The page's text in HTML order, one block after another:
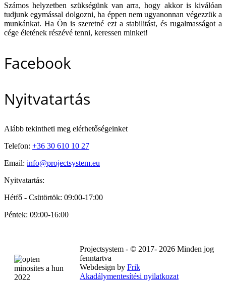
Számos helyzetben szükségünk van arra, hogy akkor is kiválóan
tudjunk egymással dolgozni, ha éppen nem ugyanonnan végezzük a
munkánkat. Ha Ön is szeretné ezt a stabilitást, és rugalmasságot a
cége életének részévé tenni, keressen minket!
Facebook
Nyitvatartás
Alább tekintheti meg elérhetőségeinket
Telefon: +36 30 610 10 27
Email: info@projectsystem.eu
Nyitvatartás:
Hétfő - Csütörtök: 09:00-17:00
Péntek: 09:00-16:00
Projectsystem - © 2017- 2026 Minden jog
fenntartva
Webdesign by Frik
Akadálymentesítési nyilatkozat